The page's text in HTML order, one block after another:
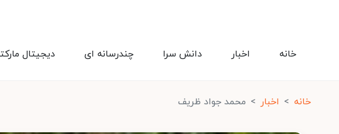
دیجیتال چندرسانه ای دانش سرا اخبار خانه
خانه اخبار محمد جواد ظریف